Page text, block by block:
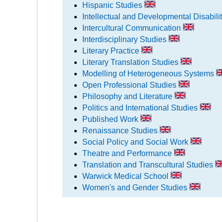
Hispanic Studies
Intellectual and Developmental
Intercultural Communication
Interdisciplinary Studies
Literary Practice
Literary Translation Studies
Modelling of Heterogeneous Systems
Open Professional Studies
Philosophy and Literature
Politics and International Studies
Published Work
Renaissance Studies
Social Policy and Social Work
Theatre and Performance
Translation and Transcultural Studies
Warwick Medical School
Women's and Gender Studies